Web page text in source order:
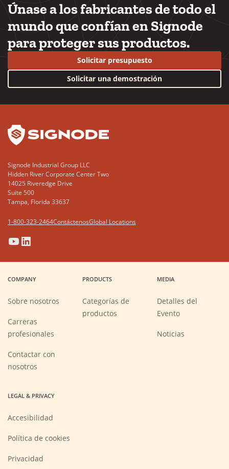
Únase a los fabricantes de todo el
mundo que confían en Signode
para proteger sus productos.
Solicitar presupuesto
Solicitar una demostración
Signode Industrial Group LLC
Hidden River Corporate Center Two
14025 Riveredge Drive
Suite 500
Tampa, Florida 33637
1-800-323-2464ContáctenosGlobal Locations
(Opens
in
new
window)
(Opens
in
new
window)
(Opens
in
new
window)
(Opens
in
new
window)
COMPANY
Sobre nosotros
Carreras
profesionales
new
Contactar con
nosotros
PRODUCTS
Categorías de
productos
MEDIA
Detalles del
Evento
Noticias
LEGAL & PRIVACY
Accesibilidad
Política de cookies
Privacidad